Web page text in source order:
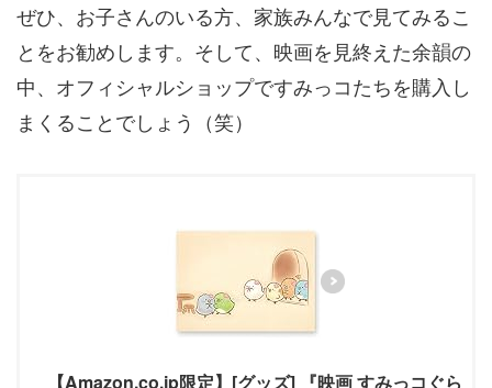
ぜひ、お子さんのいる方、家族みんなで見てみるこ
とをお勧めします。そして、映画を見終えた余韻の
中、オフィシャルショップですみっコたちを購入し
まくることでしょう（笑）
【Amazon.co.jp限定】[グッズ] 『映画 すみっコぐら